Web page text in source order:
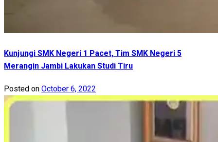
Kunjungi SMK Negeri 1 Pacet, Tim SMK Negeri 5
Merangin Jambi Lakukan Studi Tiru
Posted onOctober 6, 2022